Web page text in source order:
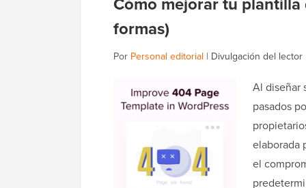
formas)
Por Personal editorial | Divulgación del lector
Al diseñar
pasados
elaborada
el